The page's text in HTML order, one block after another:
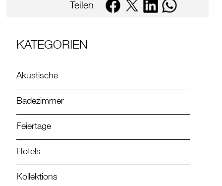
Teilen
KATEGORIEN
Akustische
Badezimmer
Feiertage
Hotels
Kollektions